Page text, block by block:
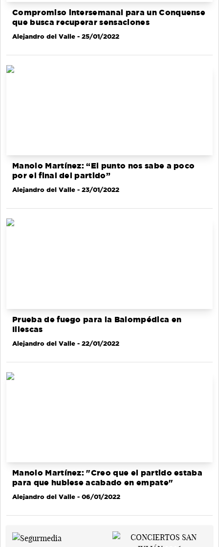
Compromiso intersemanal para un Conquense
que busca recuperar sensaciones
Alejandro del Valle - 25/01/2022
Manolo Martínez: “El punto nos sabe a poco
por el final del partido”
Alejandro del Valle - 23/01/2022
Prueba de fuego para la Balompédica en
Illescas
Alejandro del Valle - 22/01/2022
Manolo Martínez: "Creo que el partido estaba
para que hubiese acabado en empate"
Alejandro del Valle - 06/01/2022